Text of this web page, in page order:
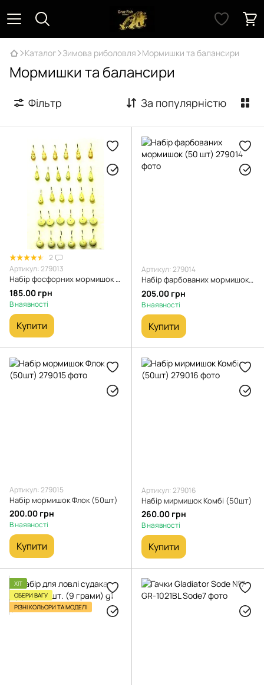
Каталог Зимова риболовля Мормишки та балансири
Мормишки та балансири
Фільтр За популярністю
2
Артикул: 279013
Набір фосфорних мормишок (30шт)
185.00 грн
В наявності
Купити
Артикул: 279014
Набір фарбованих мормишок (50 шт)
205.00 грн
В наявності
Купити
Артикул: 279015
Набір мормишок Флок (50шт)
200.00 грн
В наявності
Купити
Артикул: 279016
Набір мирмишок Комбі (50шт)
260.00 грн
В наявності
Купити
ХІТ
ОБЕРИ ВАГУ
РІЗНІ КОЛЬОРИ ТА МОДЕЛІ